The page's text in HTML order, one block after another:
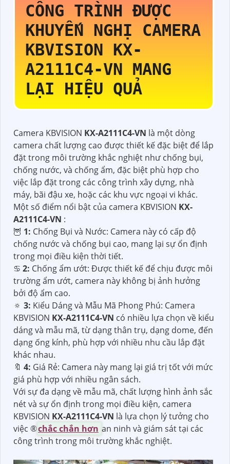
CÔNG TRÌNH ĐƯỢC
KHUYẾN NGHỊ CAMERA
KBVISION KX-
A2111C4-VN MANG
LẠI HIỆU QUẢ
Camera KBVISION KX-A2111C4-VN là một dòng
camera chất lượng cao được thiết kế đặc biệt để lắp
đặt trong môi trường khắc nghiệt như chống bụi,
chống nước, và chống ẩm, đặc biệt phù hợp cho
việc lắp đặt trong các công trình xây dựng, nhà
máy, bãi đậu xe, hoặc các khu vực ngoại vi khác.
Một số điểm nổi bật của camera KBVISION KX-
A2111C4-VN :
🦉 1: Chống Bụi và Nước: Camera này có cấp độ
chống nước và chống bụi cao, mang lại sự ổn định
trong mọi điều kiện thời tiết.
♋ 2: Chống ẩm ướt: Được thiết kế để chịu được môi
trường ẩm ướt, camera này không bị ảnh hưởng
bởi độ ẩm cao.
🔅 3: Kiểu Dáng và Mẫu Mã Phong Phú: Camera
KBVISION KX-A2111C4-VN có nhiều lựa chọn về kiểu
dáng và mẫu mã, từ dạng thân trụ, dạng dome, đến
dạng ống kính, phù hợp với nhiều nhu cầu lắp đặt
khác nhau.
🔖 4: Giá Rẻ: Camera này mang lại giá trị tốt với mức
giá phù hợp với nhiều ngân sách.
Với sự đa dạng về mẫu mã, chất lượng hình ảnh sắc
nét và sự ổn định trong mọi điều kiện, camera
KBVISION KX-A2111C4-VN là lựa chọn lý tưởng cho
việc ®️chắc chắn hơn an ninh và giám sát tại các
công trình trong môi trường khắc nghiệt.